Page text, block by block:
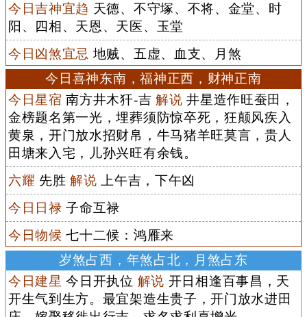
今日吉神宜趋 天德、不守塚、不将、金堂、时
阳、四相、天恩、天医、玉堂
今日凶煞宜忌 地贼、五虚、血支、月煞
今日喜神东南，福神正西，财神正南
今日星宿 南方井木犴-吉 解说 井星造作旺蚕田，
金榜题名第一光，埋葬须防惊卒死，狂颠风疾入
黄泉，开门放水招财帛，牛马猪羊旺莫言，贵人
田塘来入宅，儿孙兴旺有余钱。
六耀 先胜解说 上午吉，下午凶
今日日禄 子命互禄
今日物候 七十二候：鸿雁来
岁煞占西，年煞占北，月煞占东
今日建星 今日开执位 解说 开日相逢百事昌，天
开生气到生方。最宜架造生贵子，开门放水进田